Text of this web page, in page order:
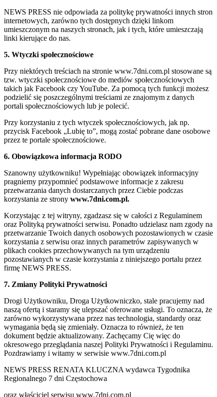
NEWS PRESS nie odpowiada za politykę prywatności innych stron
internetowych, zarówno tych dostępnych dzięki linkom
umieszczonym na naszych stronach, jak i tych, które umieszczają
linki kierujące do nas.
5. Wtyczki społecznościowe
Przy niektórych treściach na stronie www.7dni.com.pl stosowane są
tzw. wtyczki społecznościowe do mediów społecznościowych
takich jak Facebook czy YouTube. Za pomocą tych funkcji możesz
podzielić się poszczególnymi treściami ze znajomym z danych
portali społecznościowych lub je polecić.
Przy korzystaniu z tych wtyczek społecznościowych, jak np.
przycisk Facebook „Lubię to”, mogą zostać pobrane dane osobowe
przez te portale społecznościowe.
6. Obowiązkowa informacja RODO
Szanowny użytkowniku! Wypełniając obowiązek informacyjny
pragniemy przypomnieć podstawowe informacje z zakresu
przetwarzania danych dostarczanych przez Ciebie podczas
korzystania ze strony www.7dni.com.pl.
Korzystając z tej witryny, zgadzasz się w całości z Regulaminem
oraz Polityką prywatności serwisu. Ponadto udzielasz nam zgody na
przetwarzanie Twoich danych osobowych pozostawionych w czasie
korzystania z serwisu oraz innych parametrów zapisywanych w
plikach cookies przechowywanych na tym urządzeniu
pozostawianych w czasie korzystania z niniejszego portalu przez
firmę NEWS PRESS.
7. Zmiany Polityki Prywatności
Drogi Użytkowniku, Droga Użytkowniczko, stale pracujemy nad
naszą ofertą i staramy się ulepszać oferowane usługi. To oznacza, że
zarówno wykorzystywana przez nas technologia, standardy oraz
wymagania będą się zmieniały. Oznacza to również, że ten
dokument będzie aktualizowany. Zachęcamy Cię więc do
okresowego przeglądania naszej Polityki Prywatności i Regulaminu.
Pozdrawiamy i witamy w serwisie www.7dni.com.pl
NEWS PRESS RENATA KLUCZNA wydawca Tygodnika
Regionalnego 7 dni Częstochowa
oraz właściciel serwisu www.7dni.com.pl